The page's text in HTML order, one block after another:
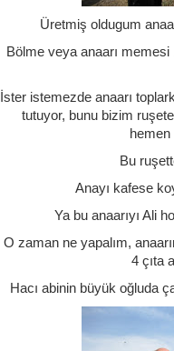
Üretmiş oldugum
Bölme veya anaarı
İster istemezde anaarı
tutuyor, bunu bizim
hemen
Bu
Anayı kafese
Ya bu anaarıyı Ali
O zaman ne yapalım,
4 çıta
Hacı abinin büyük oğluda